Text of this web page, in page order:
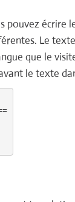
pouvez écrire
Le
que le
le texte